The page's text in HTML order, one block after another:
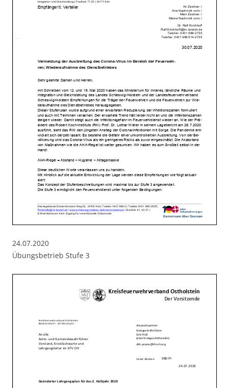
24.07.2020
Übungsbetrieb Stufe 3